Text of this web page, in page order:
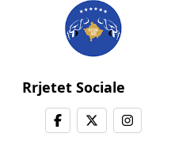
Rrjetet Sociale